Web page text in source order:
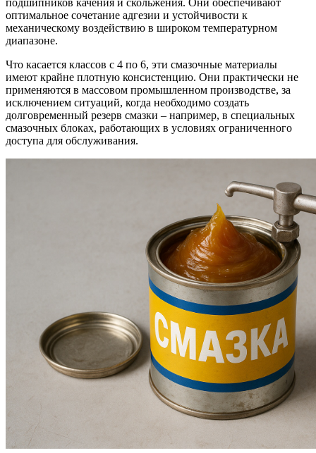
оптимальное сочетание адгезии и устойчивости к
механическому воздействию в широком температурном
диапазоне.
Что касается классов с 4 по 6, эти смазочные материалы
имеют крайне плотную консистенцию. Они практически не
применяются в массовом промышленном производстве, за
исключением ситуаций, когда необходимо создать
долговременный резерв смазки – например, в специальных
смазочных блоках, работающих в условиях ограниченного
доступа для обслуживания.